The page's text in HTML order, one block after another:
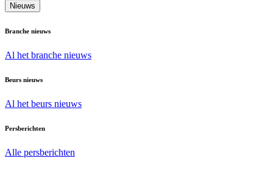
Nieuws
Branche nieuws
Al het branche nieuws
Beurs nieuws
Al het beurs nieuws
Persberichten
Alle persberichten